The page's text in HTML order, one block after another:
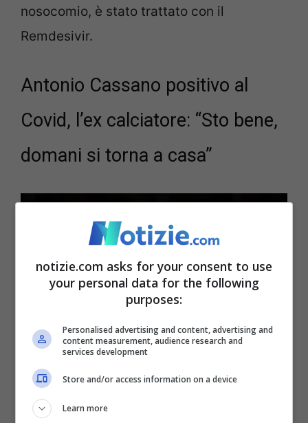
nosocomio, è stato trattato con il
Remdesivir.
Antonio Cassano positivo al
Covid, l’ex calciatore: “Sto bene,
domani si torna a casa”
Antonio Cassano vaccinato con due dosi. La conferma è
arrivata dalla moglie su Instagram © Getty Images
La notizia del ricovero di Cassano ha fatto
notizie.com asks for your consent to use
your personal data for the following
purposes:
Personalised advertising and content, advertising and
content measurement, audience research and
services development
Store and/or access information on a device
Learn more